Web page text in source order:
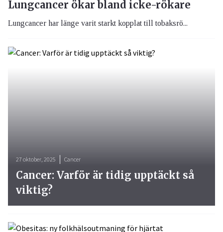
Lungcancer ökar bland icke-rökare
Lungcancer har länge varit starkt kopplat till tobaksrö...
27 oktober, 2025 Cancer
Cancer: Varför är tidig upptäckt så
viktig?